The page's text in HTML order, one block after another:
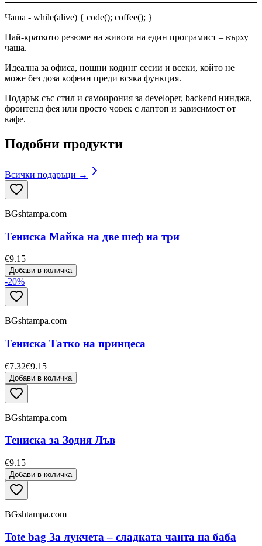
Чаша - while(alive) { code(); coffee(); }
Най-краткото резюме на живота на един програмист – върху
чаша.
Идеална за офиса, нощни кодинг сесии и всеки, който не
може без доза кофеин преди всяка функция.
Подарък със стил и самоирония за developer, backend нинджа,
фронтенд фея или просто човек с лаптоп и зависимост от
кафе.
Подобни продукти
Всички подаръци →
BGshtampa.com
Тениска Майка на две шеф на три
€9.15
Добави в количка
-20%
BGshtampa.com
Тениска Татко на принцеса
€7.32€9.15
Добави в количка
BGshtampa.com
Тениска за Зодия Лъв
€9.15
Добави в количка
BGshtampa.com
Tote bag За лукчета – сладката чанта на баба